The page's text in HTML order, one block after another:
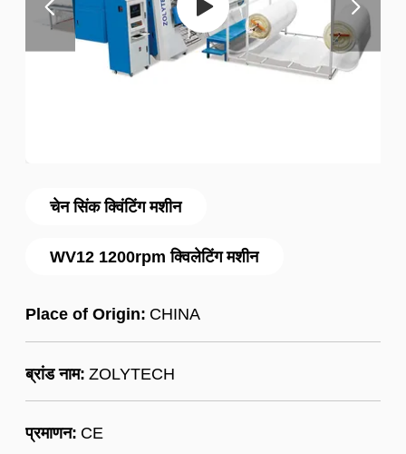
चेन सिंक क्विंटिंग मशीन
WV12 1200rpm क्विलेटिंग मशीन
Place of Origin: CHINA
ब्रांड नाम: ZOLYTECH
प्रमाणन: CE